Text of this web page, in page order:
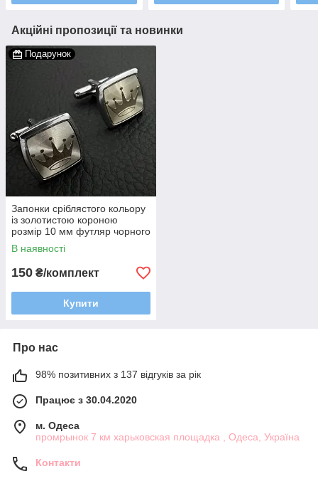
Акційні пропозиції та новинки
Подарунок
Запонки сріблястого кольору
із золотистою короною
розмір 10 мм футляр чорного
кольору
В наявності
150 ₴/комплект
Купити
Про нас
98% позитивних з 137 відгуків за рік
Працює з 30.04.2020
м. Одеса
промрынок 7 км харьковская площадка , Одеса, Україна
Контакти